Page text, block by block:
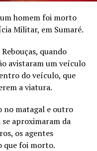
homem foi morto
Militar, em Sumaré.
quando
avistaram um veículo
do veículo, que
a viatura.
no matagal e outro
aproximaram da
os agentes
que foi morto.